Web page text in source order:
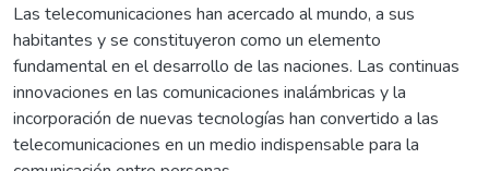
Las telecomunicaciones han acercado al mundo, a sus
habitantes y se constituyeron como un elemento
fundamental en el desarrollo de las naciones. Las continuas
innovaciones en las comunicaciones inalámbricas y la
incorporación de nuevas tecnologías han convertido a las
telecomunicaciones en un medio indispensable para la